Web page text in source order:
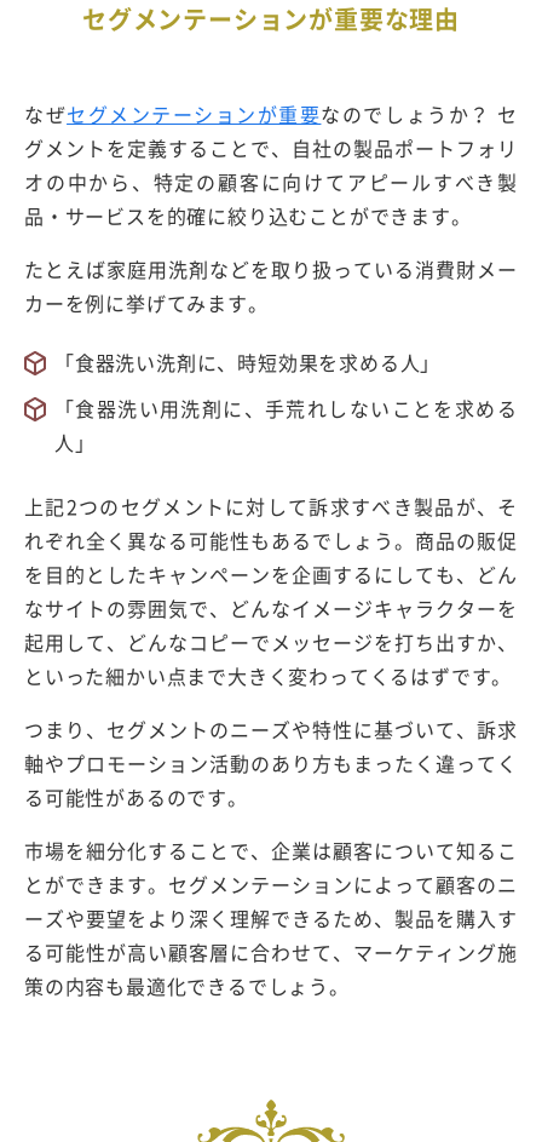
セグメンテーションが重要な理由
なぜセグメンテーションが重要なのでしょうか？ セ
グメントを定義することで、自社の製品ポートフォリ
オの中から、特定の顧客に向けてアピールすべき製
品・サービスを的確に絞り込むことができます。
たとえば家庭用洗剤などを取り扱っている消費財メー
カーを例に挙げてみます。
「食器洗い洗剤に、時短効果を求める人」
「食器洗い用洗剤に、手荒れしないことを求める
人」
上記2つのセグメントに対して訴求すべき製品が、そ
れぞれ全く異なる可能性もあるでしょう。商品の販促
を目的としたキャンペーンを企画するにしても、どん
なサイトの雰囲気で、どんなイメージキャラクターを
起用して、どんなコピーでメッセージを打ち出すか、
といった細かい点まで大きく変わってくるはずです。
つまり、セグメントのニーズや特性に基づいて、訴求
軸やプロモーション活動のあり方もまったく違ってく
る可能性があるのです。
市場を細分化することで、企業は顧客について知るこ
とができます。セグメンテーションによって顧客のニ
ーズや要望をより深く理解できるため、製品を購入す
る可能性が高い顧客層に合わせて、マーケティング施
策の内容も最適化できるでしょう。